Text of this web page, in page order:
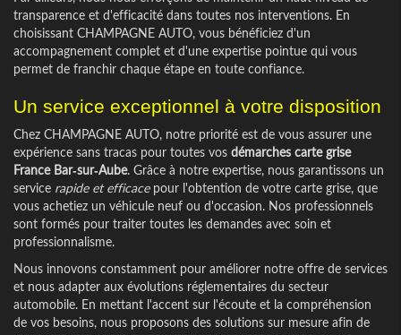
transparence et d'efficacité dans toutes nos interventions. En
choisissant CHAMPAGNE AUTO, vous bénéficiez d'un
accompagnement complet et d'une expertise pointue qui vous
permet de franchir chaque étape en toute confiance.
Un service exceptionnel à votre disposition
Chez CHAMPAGNE AUTO, notre priorité est de vous assurer une
expérience sans tracas pour toutes vos démarches carte grise
France Bar-sur-Aube. Grâce à notre expertise, nous garantissons un
service rapide et efficacepour l'obtention de votre carte grise, que
vous achetiez un véhicule neuf ou d'occasion. Nos professionnels
sont formés pour traiter toutes les demandes avec soin et
professionnalisme.
Nous innovons constamment pour améliorer notre offre de services
et nous adapter aux évolutions réglementaires du secteur
automobile. En mettant l'accent sur l'écoute et la compréhension
de vos besoins, nous proposons des solutions sur mesure afin de